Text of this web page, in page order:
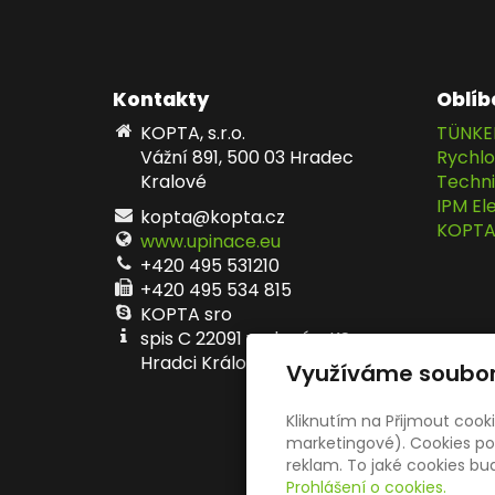
Kontakty
KOPTA, s.r.o.
Vážní 891, 500 03 Hradec
Kralové
kopta@kopta.cz
www.upinace.eu
+420 495 531210
+420 495 534 815
KOPTA sro
spis C 22091 vedený u KS v
Hradci Králové
IPM
Využíváme
Kliknutím na Přijmout
marketingové). Cookies
reklam. To jaké cookies
Prohlášení o cookies.